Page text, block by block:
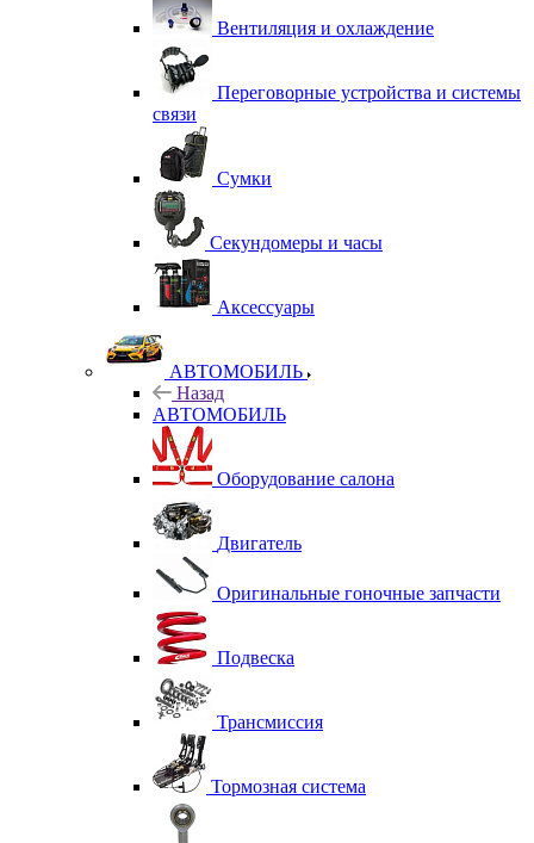
Вентиляция и охлаждение
Переговорные устройства и системы
связи
Сумки
Секундомеры и часы
Аксессуары
АВТОМОБИЛЬ
Назад
АВТОМОБИЛЬ
Оборудование салона
Двигатель
Оригинальные гоночные запчасти
Подвеска
Трансмиссия
Тормозная система